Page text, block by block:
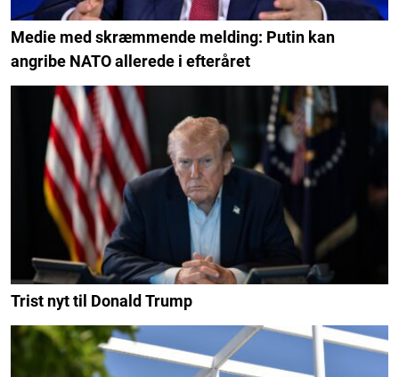
Medie med skræmmende melding: Putin kan
angribe NATO allerede i efteråret
Trist nyt til Donald Trump